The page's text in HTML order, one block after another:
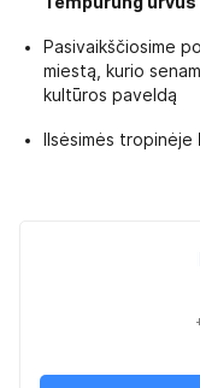
Pasivaikščiosime
miestą, kurio
kultūros paveldą
Ilsėsimės tropinėje